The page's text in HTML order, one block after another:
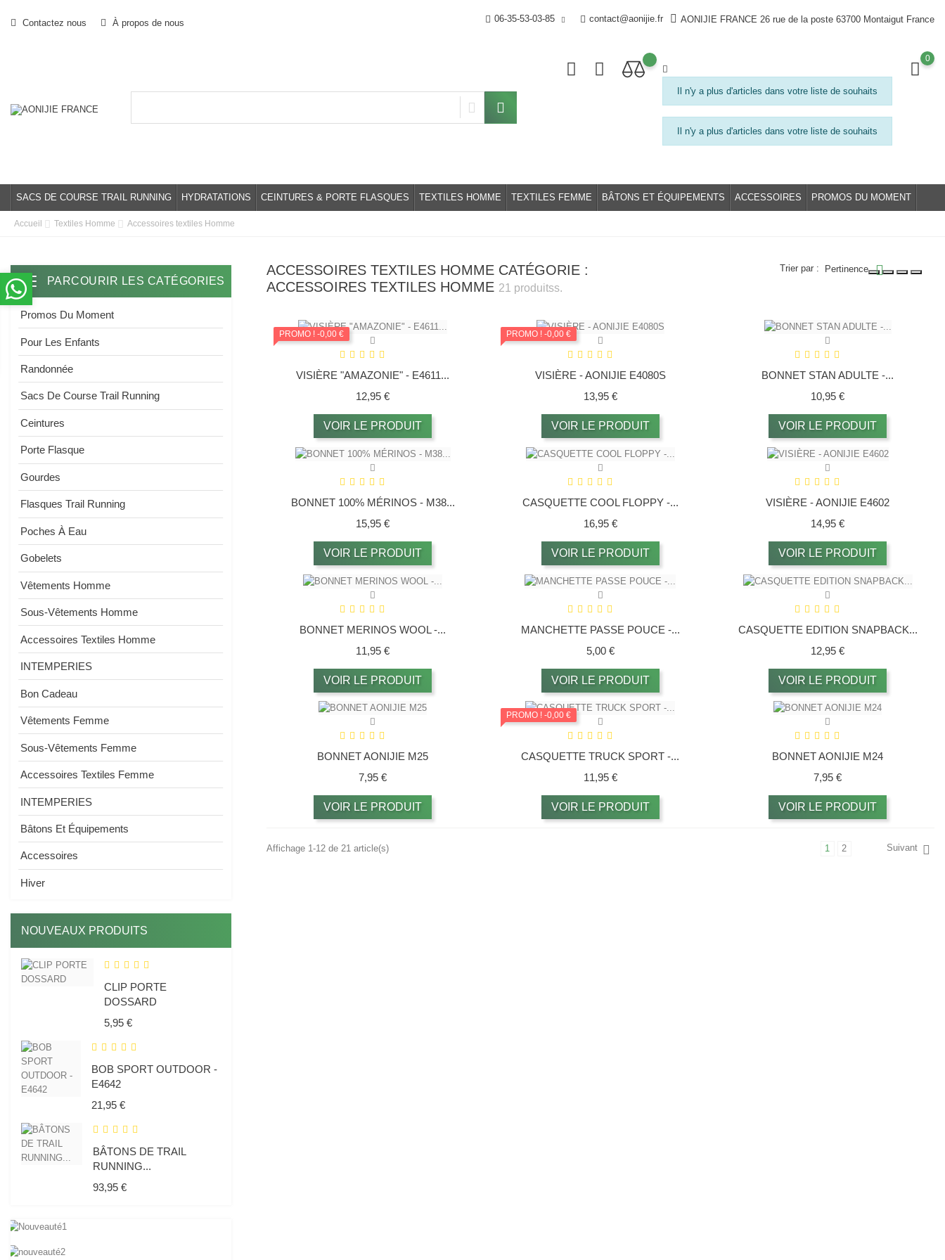
Contactez nous À propos de nous 06-35-53-03-85 contact@aonijie.fr AONIJIE FRANCE 26 rue de la poste 63700 Montaigut France
Il n'y a plus d'articles dans votre liste de souhaits
Il n'y a plus d'articles dans votre liste de souhaits
0
SACS DE COURSE TRAIL RUNNING HYDRATATIONS CEINTURES & PORTE FLASQUES TEXTILES HOMME TEXTILES FEMME BÂTONS ET ÉQUIPEMENTS ACCESSOIRES PROMOS DU MOMENT
Accueil Textiles Homme Accessoires textiles Homme
Toggle navigation
PARCOURIR LES CATÉGORIES
Promos Du Moment
Pour Les Enfants
Randonnée
Sacs De Course Trail Running
Ceintures
Porte Flasque
Gourdes
Flasques Trail Running
Poches À Eau
Gobelets
Vêtements Homme
Sous-Vêtements Homme
Accessoires Textiles Homme
INTEMPERIES
Bon Cadeau
Vêtements Femme
Sous-Vêtements Femme
Accessoires Textiles Femme
INTEMPERIES
Bâtons Et Équipements
Accessoires
Hiver
NOUVEAUX PRODUITS
CLIP PORTE
DOSSARD
5,95 €Prix
BOB SPORT OUTDOOR -
E4642
21,95 €Prix
BÂTONS DE TRAIL
RUNNING...
93,95 €Prix
ACCESSOIRES TEXTILES HOMME CATÉGORIE :
ACCESSOIRES TEXTILES HOMME 21 produitss.
Trier par : Pertinence
PROMO ! -0,00 €
VISIÈRE "AMAZONIE" - E4611...
12,95 €Prix
VOIR LE PRODUIT
PROMO ! -0,00 €
VISIÈRE - AONIJIE E4080S
13,95 €Prix
VOIR LE PRODUIT
BONNET STAN ADULTE -...
10,95 €Prix
VOIR LE PRODUIT
BONNET 100% MÉRINOS - M38...
15,95 €Prix
VOIR LE PRODUIT
CASQUETTE COOL FLOPPY -...
16,95 €Prix
VOIR LE PRODUIT
VISIÈRE - AONIJIE E4602
14,95 €Prix
VOIR LE PRODUIT
BONNET MERINOS WOOL -...
11,95 €Prix
VOIR LE PRODUIT
MANCHETTE PASSE POUCE -...
5,00 €Prix
VOIR LE PRODUIT
CASQUETTE EDITION SNAPBACK...
12,95 €Prix
VOIR LE PRODUIT
BONNET AONIJIE M25
7,95 €Prix
VOIR LE PRODUIT
PROMO ! -0,00 €
CASQUETTE TRUCK SPORT -...
11,95 €Prix
VOIR LE PRODUIT
BONNET AONIJIE M24
7,95 €Prix
VOIR LE PRODUIT
Affichage 1-12 de 21 article(s) 1 2 Suivant